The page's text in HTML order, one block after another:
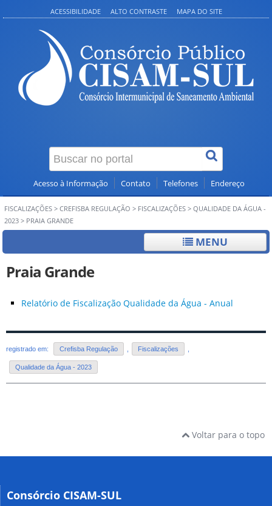
ACESSIBILIDADE ALTO CONTRASTE MAPA DO SITE
Acesso à Informação Contato Telefones Endereço
FISCALIZAÇÕES > CREFISBA REGULAÇÃO > FISCALIZAÇÕES > QUALIDADE DA ÁGUA -
2023 > PRAIA GRANDE
MENU
Praia Grande
Relatório de Fiscalização Qualidade da Água - Anual
registrado em: Crefisba Regulação Fiscalizações
Qualidade da Água - 2023
Voltar para o topo
Consórcio CISAM-SUL